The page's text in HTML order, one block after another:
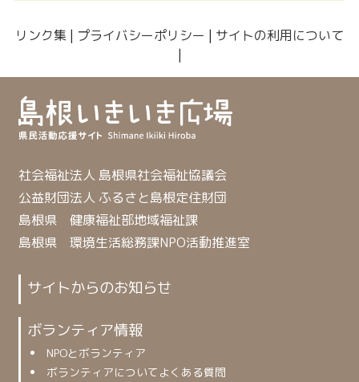
リンク集 | プライバシーポリシー | サイトの利用について
|
社会福祉法人 島根県社会福祉協議会
公益財団法人 ふるさと島根定住財団
島根県 健康福祉部地域福祉課
島根県 環境生活総務課NPO活動推進室
サイトからのお知らせ
ボランティア情報
NPOとボランティア
ボランティアについてよくある質問